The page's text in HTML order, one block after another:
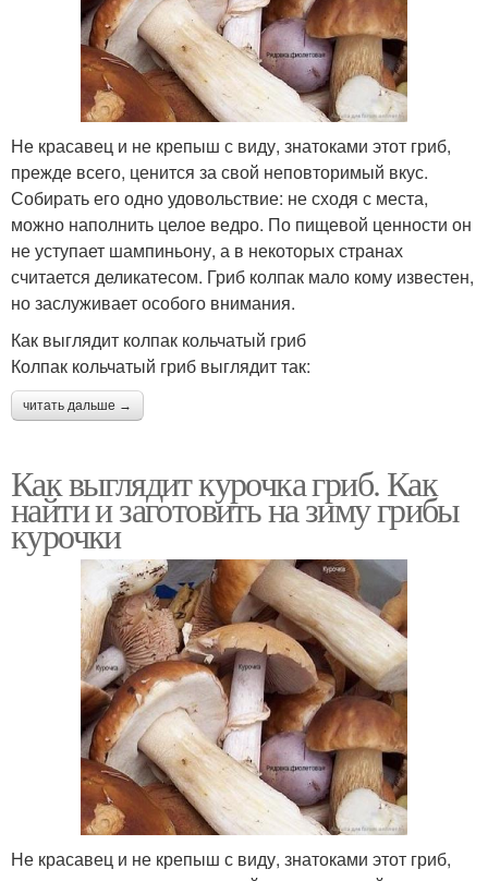
Не красавец и не крепыш с виду, знатоками этот гриб,
прежде всего, ценится за свой неповторимый вкус.
Собирать его одно удовольствие: не сходя с места,
можно наполнить целое ведро. По пищевой ценности он
не уступает шампиньону, а в некоторых странах
считается деликатесом. Гриб колпак мало кому известен,
но заслуживает особого внимания.
Как выглядит колпак кольчатый гриб
Колпак кольчатый гриб выглядит так:
читать дальше →
Как выглядит курочка гриб. Как
найти и заготовить на зиму грибы
курочки
Не красавец и не крепыш с виду, знатоками этот гриб,